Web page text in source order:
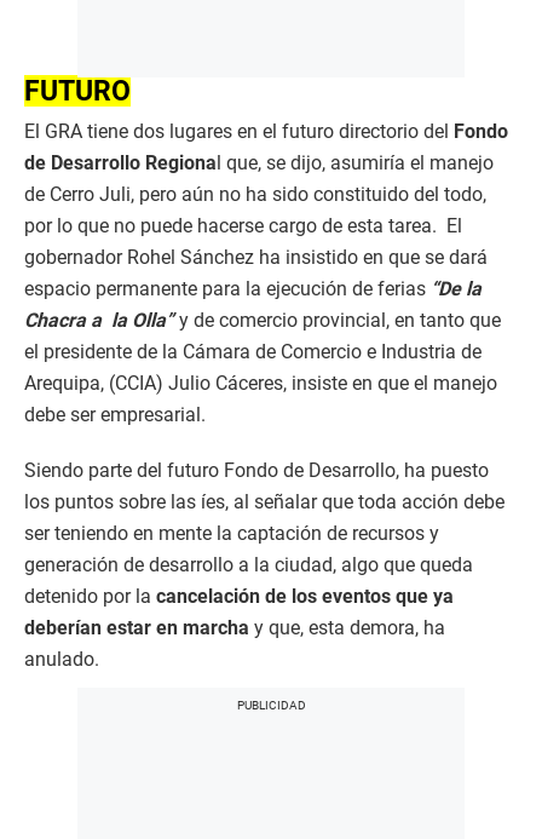
FUTURO
El GRA tiene dos lugares en el futuro directorio del Fondo
de Desarrollo Regiona l que, se dijo, asumiría el manejo
de Cerro Juli, pero aún no ha sido constituido del todo,
por lo que no puede hacerse cargo de esta tarea. El
gobernador Rohel Sánchez ha insistido en que se dará
espacio permanente para la ejecución de ferias “De la
Chacra a la Olla”y de comercio provincial, en tanto que
el presidente de la Cámara de Comercio e Industria de
Arequipa, (CCIA) Julio Cáceres, insiste en que el manejo
debe ser empresarial.
Siendo parte del futuro Fondo de Desarrollo, ha puesto
los puntos sobre las íes, al señalar que toda acción debe
ser teniendo en mente la captación de recursos y
generación de desarrollo a la ciudad, algo que queda
detenido por la cancelación de los eventos que ya
deberían estar en marcha y que, esta demora, ha
anulado.